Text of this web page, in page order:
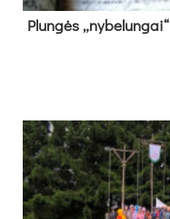
Plun­gės „ny­be­lun­gai“